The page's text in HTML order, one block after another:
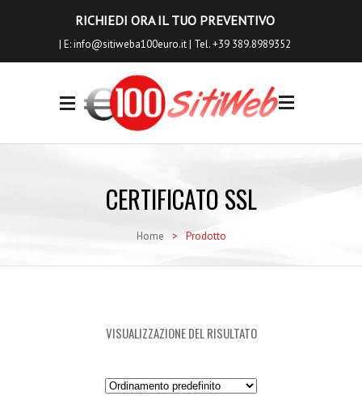
0
Siti Internet
Siti Ecommerce
Seo a Basso Costo
Richiedi Anteprima
RICHIEDI ORA IL TUO PREVENTIVO
| E:info@sitiweba100euro.it| Tel. +39 389.8989352
CERTIFICATO SSL
Home > Prodotto
VISUALIZZAZIONE DEL RISULTATO